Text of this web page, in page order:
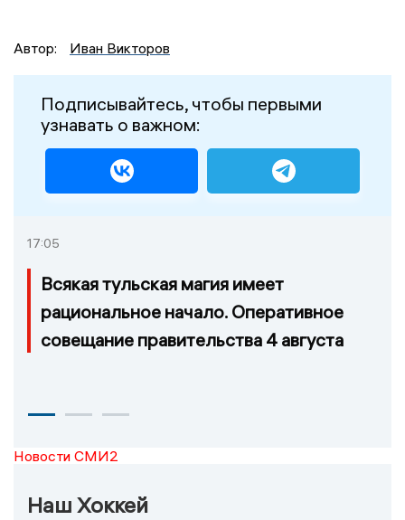
Автор: Иван Викторов
Подписывайтесь, чтобы первыми
узнавать о важном:
17:05
Всякая тульская магия имеет
рациональное начало. Оперативное
совещание правительства 4 августа
Новости СМИ2
Наш Хоккей